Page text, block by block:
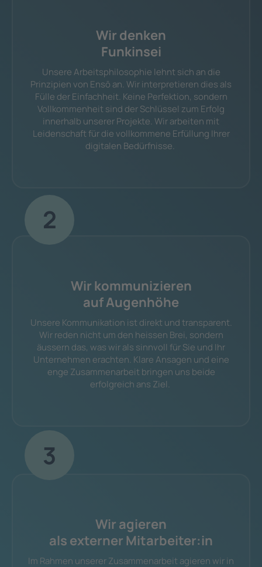
Wir denken
Funkinsei
Unsere Arbeitsphilosophie lehnt sich an die
Prinzipien von Ensō an. Wir interpretieren dies als
Fülle der Einfachheit. Keine Perfektion, sondern
Vollkommenheit sind der Schlüssel zum Erfolg
innerhalb unserer Projekte. Wir arbeiten mit
Leidenschaft für die vollkommene Erfüllung Ihrer
digitalen Bedürfnisse.
2
Wir kommunizieren
auf Augenhöhe
Unsere Kommunikation ist direkt und transparent.
Wir reden nicht um den heissen Brei, sondern
äussern das, was wir als sinnvoll für Sie und Ihr
Unternehmen erachten. Klare Ansagen und eine
enge Zusammenarbeit bringen uns beide
erfolgreich ans Ziel.
3
Wir agieren
als externer Mitarbeiter:in
Im Rahmen unserer Zusammenarbeit agieren wir in